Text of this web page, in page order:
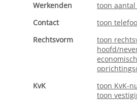
Werkenden
toon
Contact
toon
Rechtsvorm
toon
hoofd/
KvK
toon KvK-
toon